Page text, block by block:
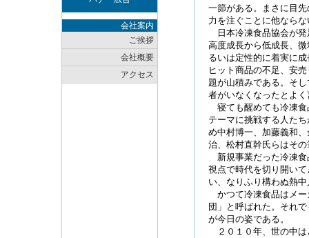
会社案内
ご挨拶
会社概要
アクセス
一節がある。まさに目
力を注ぐことに他ならな
日本冷凍食品協会が発
高度成長から低成長、
るいは定性的に着実に
ヒット商品の不足、安
題が山積みである。そ
者がいなくなったとよ
寝ても醒めても冷凍食
テーマに挑戦する人た
め中村博一、加藤義和
治、松村直幹氏らはそ
新規事業だった冷凍食
視点で時代を切り開い
い、なりふり構わぬ熱
かつて冷凍食品はメー
団」と呼ばれた。それ
が今日の姿である。
２０１０年、世の中は